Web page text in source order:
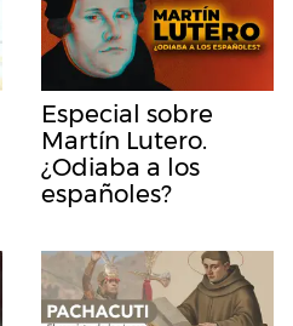
Especial sobre
Martín Lutero.
¿Odiaba a los
españoles?